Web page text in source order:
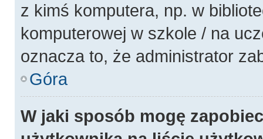
z kimś komputera, np. w
komputerowej w szkole / na
oznacza to, że administrator
Góra
W jaki sposób mogę